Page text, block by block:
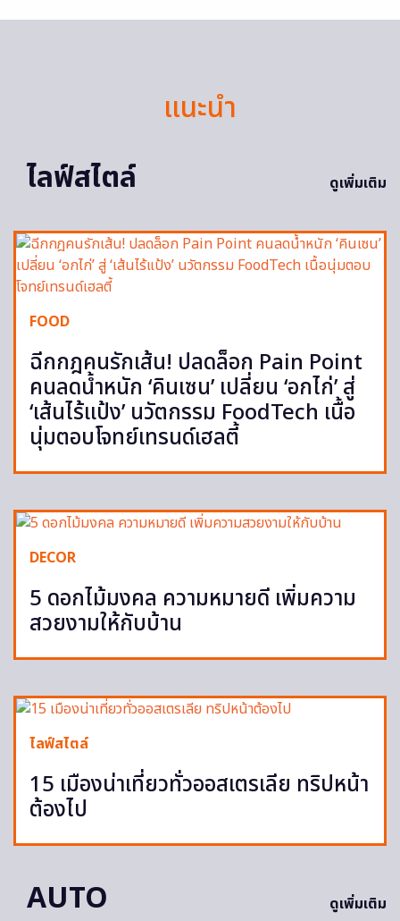
แนะนำ
ไลฟ์สไตล์
ดูเพิ่มเติม
FOOD
ฉีกกฎคนรักเส้น! ปลดล็อก Pain Point
คนลดน้ำหนัก ‘คินเซน’ เปลี่ยน ‘อกไก่’ สู่
‘เส้นไร้แป้ง’ นวัตกรรม FoodTech เนื้อ
นุ่มตอบโจทย์เทรนด์เฮลตี้
DECOR
5 ดอกไม้มงคล ความหมายดี เพิ่มความ
สวยงามให้กับบ้าน
ไลฟ์สไตล์
15 เมืองน่าเที่ยวทั่วออสเตรเลีย ทริปหน้า
ต้องไป
AUTO ดูเพิ่มเติม